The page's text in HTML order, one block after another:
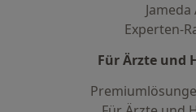
Jameda
Experten-
Für Ärzte und